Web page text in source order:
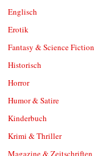
Englisch
Erotik
Fantasy & Science Fiction
Historisch
Horror
Humor & Satire
Kinderbuch
Krimi & Thriller
Magazine & Zeitschriften